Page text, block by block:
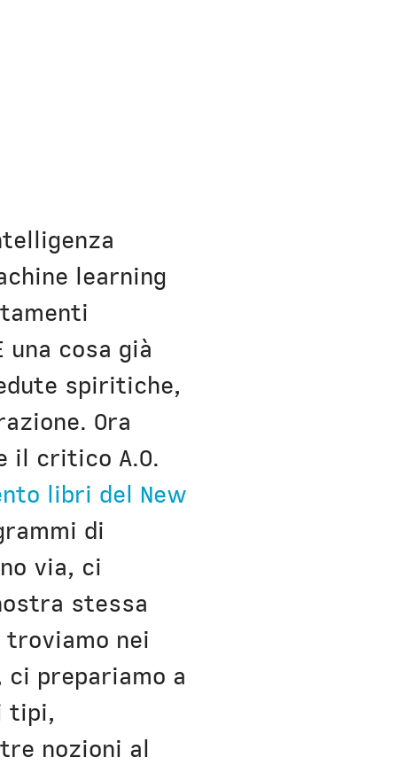
learning
cosa già
spiritiche,
Ora
il critico A.O.
libri del New
di
via, ci
stessa
nei
ci prepariamo a
tipi,
nozioni al